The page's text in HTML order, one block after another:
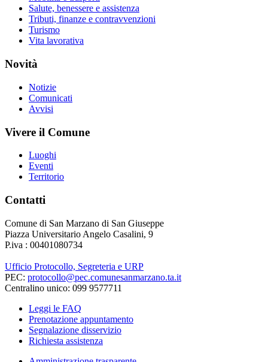
Salute, benessere e assistenza
Tributi, finanze e contravvenzioni
Turismo
Vita lavorativa
Novità
Notizie
Comunicati
Avvisi
Vivere il Comune
Luoghi
Eventi
Territorio
Contatti
Comune di San Marzano di San Giuseppe
Piazza Universitario Angelo Casalini, 9
P.iva : 00401080734
Ufficio Protocollo, Segreteria e URP
PEC: protocollo@pec.comunesanmarzano.ta.it
Centralino unico: 099 9577711
Leggi le FAQ
Prenotazione appuntamento
Segnalazione disservizio
Richiesta assistenza